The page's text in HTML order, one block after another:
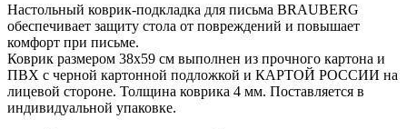
Настольный коврик-подкладка для письма BRAUBERG
обеспечивает защиту стола от повреждений и повышает
комфорт при письме.
Коврик размером 38х59 см выполнен из прочного картона и
ПВХ с черной картонной подложкой и КАРТОЙ РОССИИ на
лицевой стороне. Толщина коврика 4 мм. Поставляется в
индивидуальной упаковке.